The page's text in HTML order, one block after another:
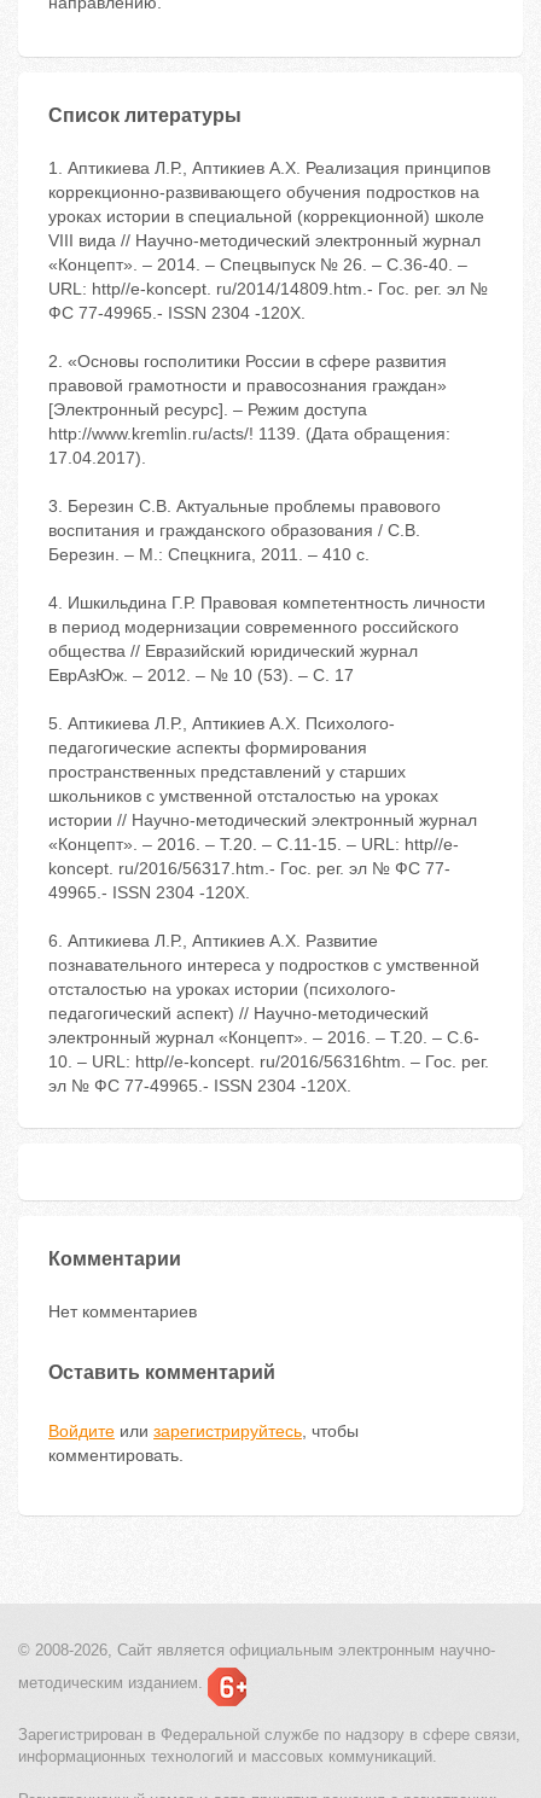
Список литературы
1. Аптикиева Л.Р., Аптикиев А.Х. Реализация принципов
коррекционно-развивающего обучения подростков на
уроках истории в специальной (коррекционной) школе
VIII вида // Научно-методический электронный журнал
«Концепт». – 2014. – Спецвыпуск № 26. – С.36-40. –
URL: http//e-koncept. ru/2014/14809.htm.- Гос. рег. эл №
ФС 77-49965.- ISSN 2304 -120Х.
2. «Основы госполитики России в сфере развития
правовой грамотности и правосознания граждан»
[Электронный ресурс]. – Режим доступа
http://www.kremlin.ru/acts/! 1139. (Дата обращения:
17.04.2017).
3. Березин С.В. Актуальные проблемы правового
воспитания и гражданского образования / С.В.
Березин. – М.: Спецкнига, 2011. – 410 с.
4. Ишкильдина Г.Р. Правовая компетентность личности
в период модернизации современного российского
общества // Евразийский юридический журнал
ЕврАзЮж. – 2012. – № 10 (53). – С. 17
5. Аптикиева Л.Р., Аптикиев А.Х. Психолого-
педагогические аспекты формирования
пространственных представлений у старших
школьников с умственной отсталостью на уроках
истории // Научно-методический электронный журнал
«Концепт». – 2016. – Т.20. – С.11-15. – URL: http//e-
koncept. ru/2016/56317.htm.- Гос. рег. эл № ФС 77-
49965.- ISSN 2304 -120Х.
6. Аптикиева Л.Р., Аптикиев А.Х. Развитие
познавательного интереса у подростков с умственной
отсталостью на уроках истории (психолого-
педагогический аспект) // Научно-методический
электронный журнал «Концепт». – 2016. – Т.20. – С.6-
10. – URL: http//e-koncept. ru/2016/56316htm. – Гос. рег.
эл № ФС 77-49965.- ISSN 2304 -120Х.
Комментарии
Нет комментариев
Оставить комментарий
Войдите или зарегистрируйтесь, чтобы
комментировать.
© 2008-2026, Сайт является официальным электронным научно-
методическим изданием.
Зарегистрирован в Федеральной службе по надзору в сфере связи,
информационных технологий и массовых коммуникаций.